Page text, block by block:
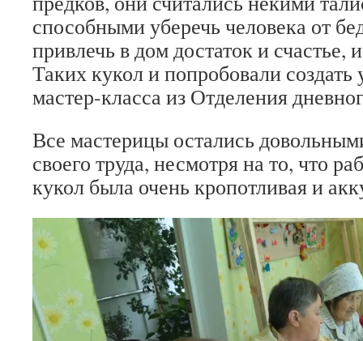
способными уберечь человека от
привлечь в дом достаток и счастье,
Таких кукол и попробовали
мастер-класса из Отделения
Все мастерицы остались
своего труда, несмотря на то, что
кукол была очень кропотливая и